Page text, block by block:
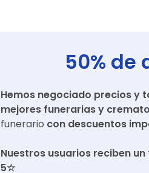
50% de
Hemos negociado precios y
mejores funerarias y
funerario con descuentos
Nuestros usuarios reciben
5☆